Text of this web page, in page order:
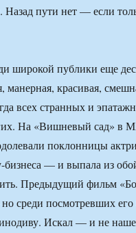
Назад пути нет — если
широкой публики еще
манерная, красивая,
всех странных и
На «Вишневый сад» в
поклонницы
бизнеса — и выпала из
Предыдущий фильм
среди посмотревших
Искал — и не